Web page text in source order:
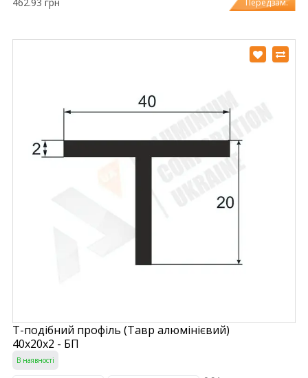
Передзам.
Т-подібний профіль (Тавр алюмінієвий)
40х20х2 - БП
В наявності